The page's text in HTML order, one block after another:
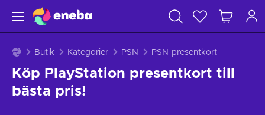
Butik Kategorier PSN PSN-presentkort
Köp PlayStation presentkort till
bästa pris!